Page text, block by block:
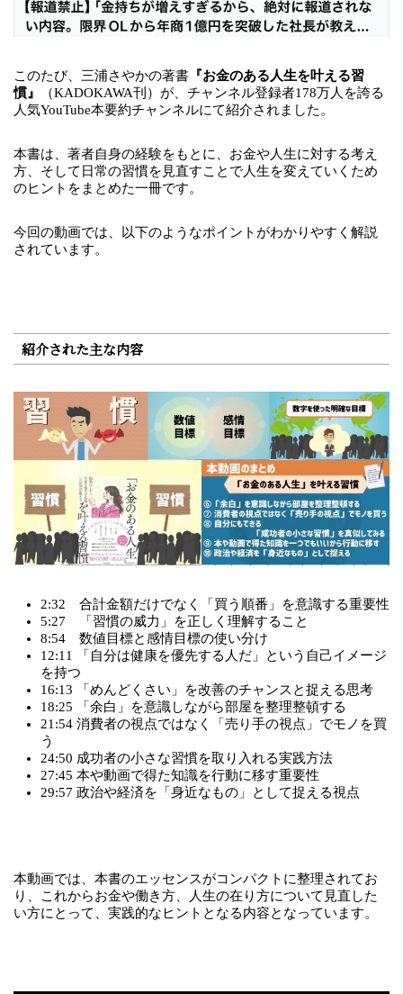
このたび、三浦さやかの著書 『お金のある人生を叶える習
慣』
（KADOKAWA刊）が、 チャンネル登録者178万人を誇る
人気YouTube本要約チャンネルにて紹介されました。
本書は、著者自身の経験をもとに、お金や人生に対する考え
方、そして日常の習慣を見直すことで人生を変えていくため
のヒントをまとめた一冊です。
今回の動画では、以下のようなポイントがわかりやすく解説
されています。
紹介された主な内容
2:32 合計金額だけでなく「買う順番」を意識する重要性
5:27 「習慣の威力」を正しく理解すること
8:54 数値目標と感情目標の使い分け
12:11 「自分は健康を優先する人だ」という自己イメージ
を持つ
16:13 「めんどくさい」を改善のチャンスと捉える思考
18:25 「余白」を意識しながら部屋を整理整頓する
21:54 消費者の視点ではなく「売り手の視点」でモノを買
う
24:50 成功者の小さな習慣を取り入れる実践方法
27:45 本や動画で得た知識を行動に移す重要性
29:57 政治や経済を「身近なもの」として捉える視点
本動画では、本書のエッセンスがコンパクトに整理されてお
り、これからお金や働き方、人生の在り方について見直した
い方にとって、実践的なヒントとなる内容となっています。